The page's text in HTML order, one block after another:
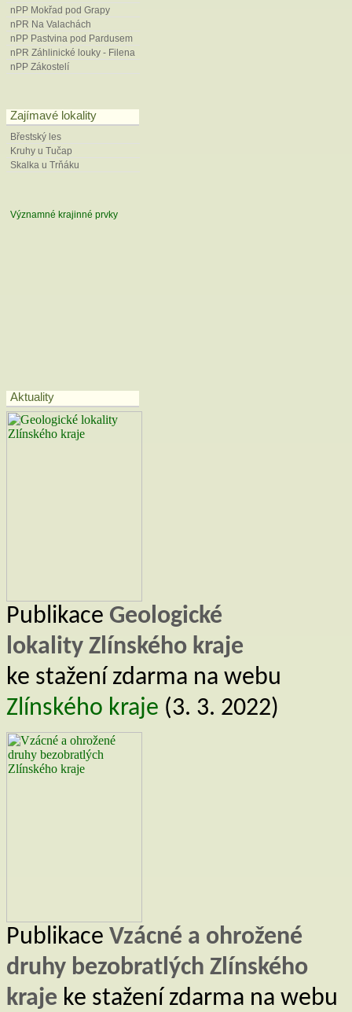
nPP Mokřad pod Grapy
nPR Na Valachách
nPP Pastvina pod Pardusem
nPR Záhlinické louky - Filena
nPP Zákostelí
Zajímavé lokality
Břestský les
Kruhy u Tučap
Skalka u Trňáku
Významné krajinné prvky
Aktuality
Publikace Geologické
lokality Zlínského kraje
ke stažení zdarma na webu
Zlínského kraje (3. 3. 2022)
Publikace Vzácné a ohrožené
druhy bezobratlých Zlínského
kraje ke stažení zdarma na webu